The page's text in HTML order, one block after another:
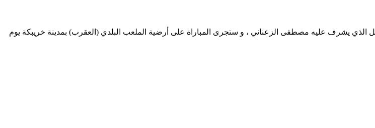
الذي يشرف عليه مصطفى الزعناني ، و ستجرى المباراة على أرضية الملعب البلدي (العقرب) بمدينة خريبكة يوم